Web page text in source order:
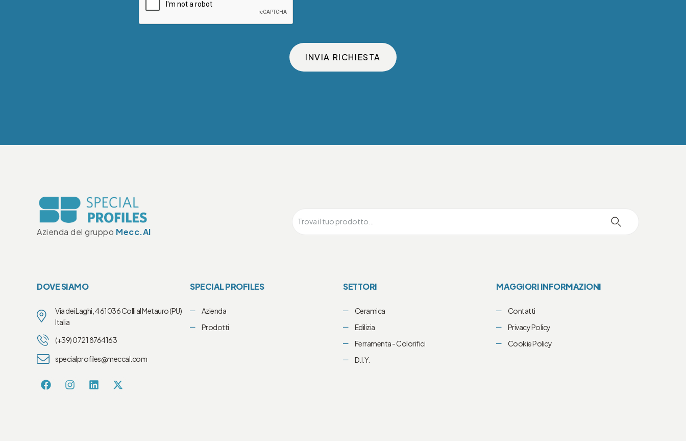
INVIA RICHIESTA
Azienda del gruppo Mecc.Al
DOVE SIAMO
Via dei Laghi, 4 61036 Colli al Metauro (PU)
Italia
(+39) 0721 8764163
specialprofiles@meccal.com
SPECIAL PROFILES
Azienda
Prodotti
SETTORI
Ceramica
Edilizia
Ferramenta - Colorifici
D.I.Y.
MAGGIORI INFORMAZIONI
Contatti
Privacy Policy
Cookie Policy